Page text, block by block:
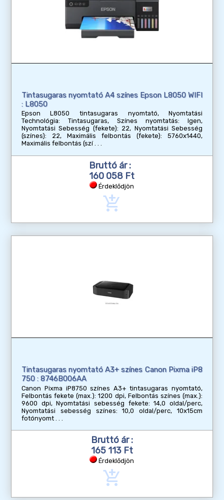
Tintasugaras nyomtató A4 színes Epson L8050 WIFI
: L8050
Epson L8050 tintasugaras nyomtató, Nyomtatási
Technológia: Tintasugaras, Színes nyomtatás: Igen,
Nyomtatási Sebesség (fekete): 22, Nyomtatási Sebesség
(színes): 22, Maximális felbontás (fekete): 5760x1440,
Maximális felbontás (szí
Bruttó ár :
160 058 Ft
Érdeklődjön
add_shopping_cart
Tintasugaras nyomtató A3+ színes Canon Pixma iP8
750 : 8746B006AA
Canon Pixma iP8750 színes A3+ tintasugaras nyomtató,
Felbontás fekete (max.): 1200 dpi, Felbontás színes (max.):
9600 dpi, Nyomtatási sebesség fekete: 14,0 oldal/perc,
Nyomtatási sebesség színes: 10,0 oldal/perc, 10x15cm
fotónyomt
Bruttó ár :
165 113 Ft
Érdeklődjön
add_shopping_cart